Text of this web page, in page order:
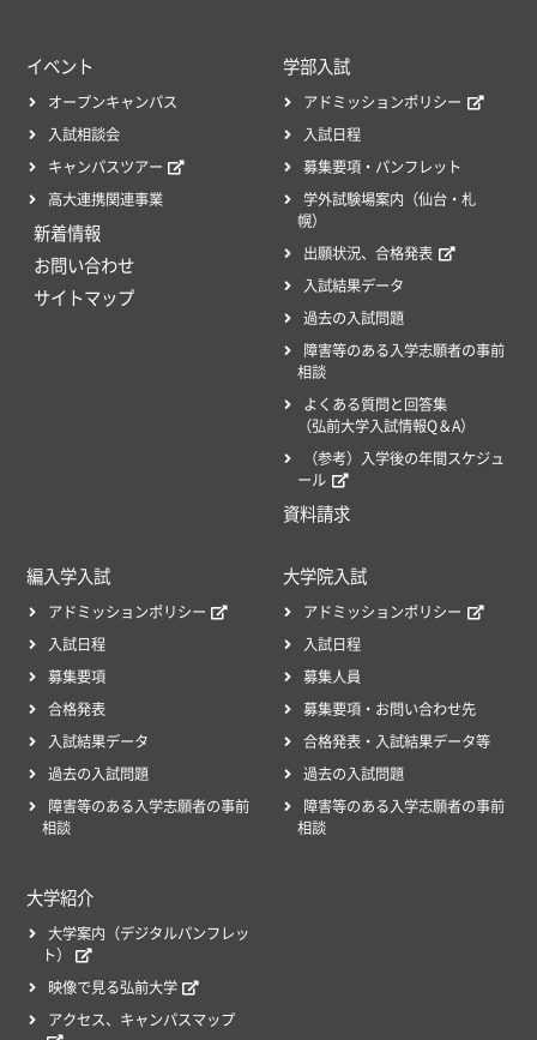
イベント
オープンキャンパス
入試相談会
キャンパスツアー
高大連携関連事業
新着情報
お問い合わせ
サイトマップ
学部入試
アドミッションポリシー
学外試験場案内（仙台・札
幌）
入試日程
募集要項・パンフレット
出願状況、合格発表
入試結果データ
過去の入試問題
障害等のある入学志願者の事前
相談
よくある質問と回答集
（弘前大学入試情報Q＆A）
（参考）入学後の年間スケジュ
ール
資料請求
編入学入試
アドミッションポリシー
入試日程
募集要項
合格発表
入試結果データ
過去の入試問題
障害等のある入学志願者の事前
相談
大学院入試
アドミッションポリシー
入試日程
募集人員
募集要項・お問い合わせ先
合格発表・入試結果データ等
過去の入試問題
障害等のある入学志願者の事前
相談
大学紹介
大学案内（デジタルパンフレッ
ト）
映像で見る弘前大学
アクセス、キャンパスマップ